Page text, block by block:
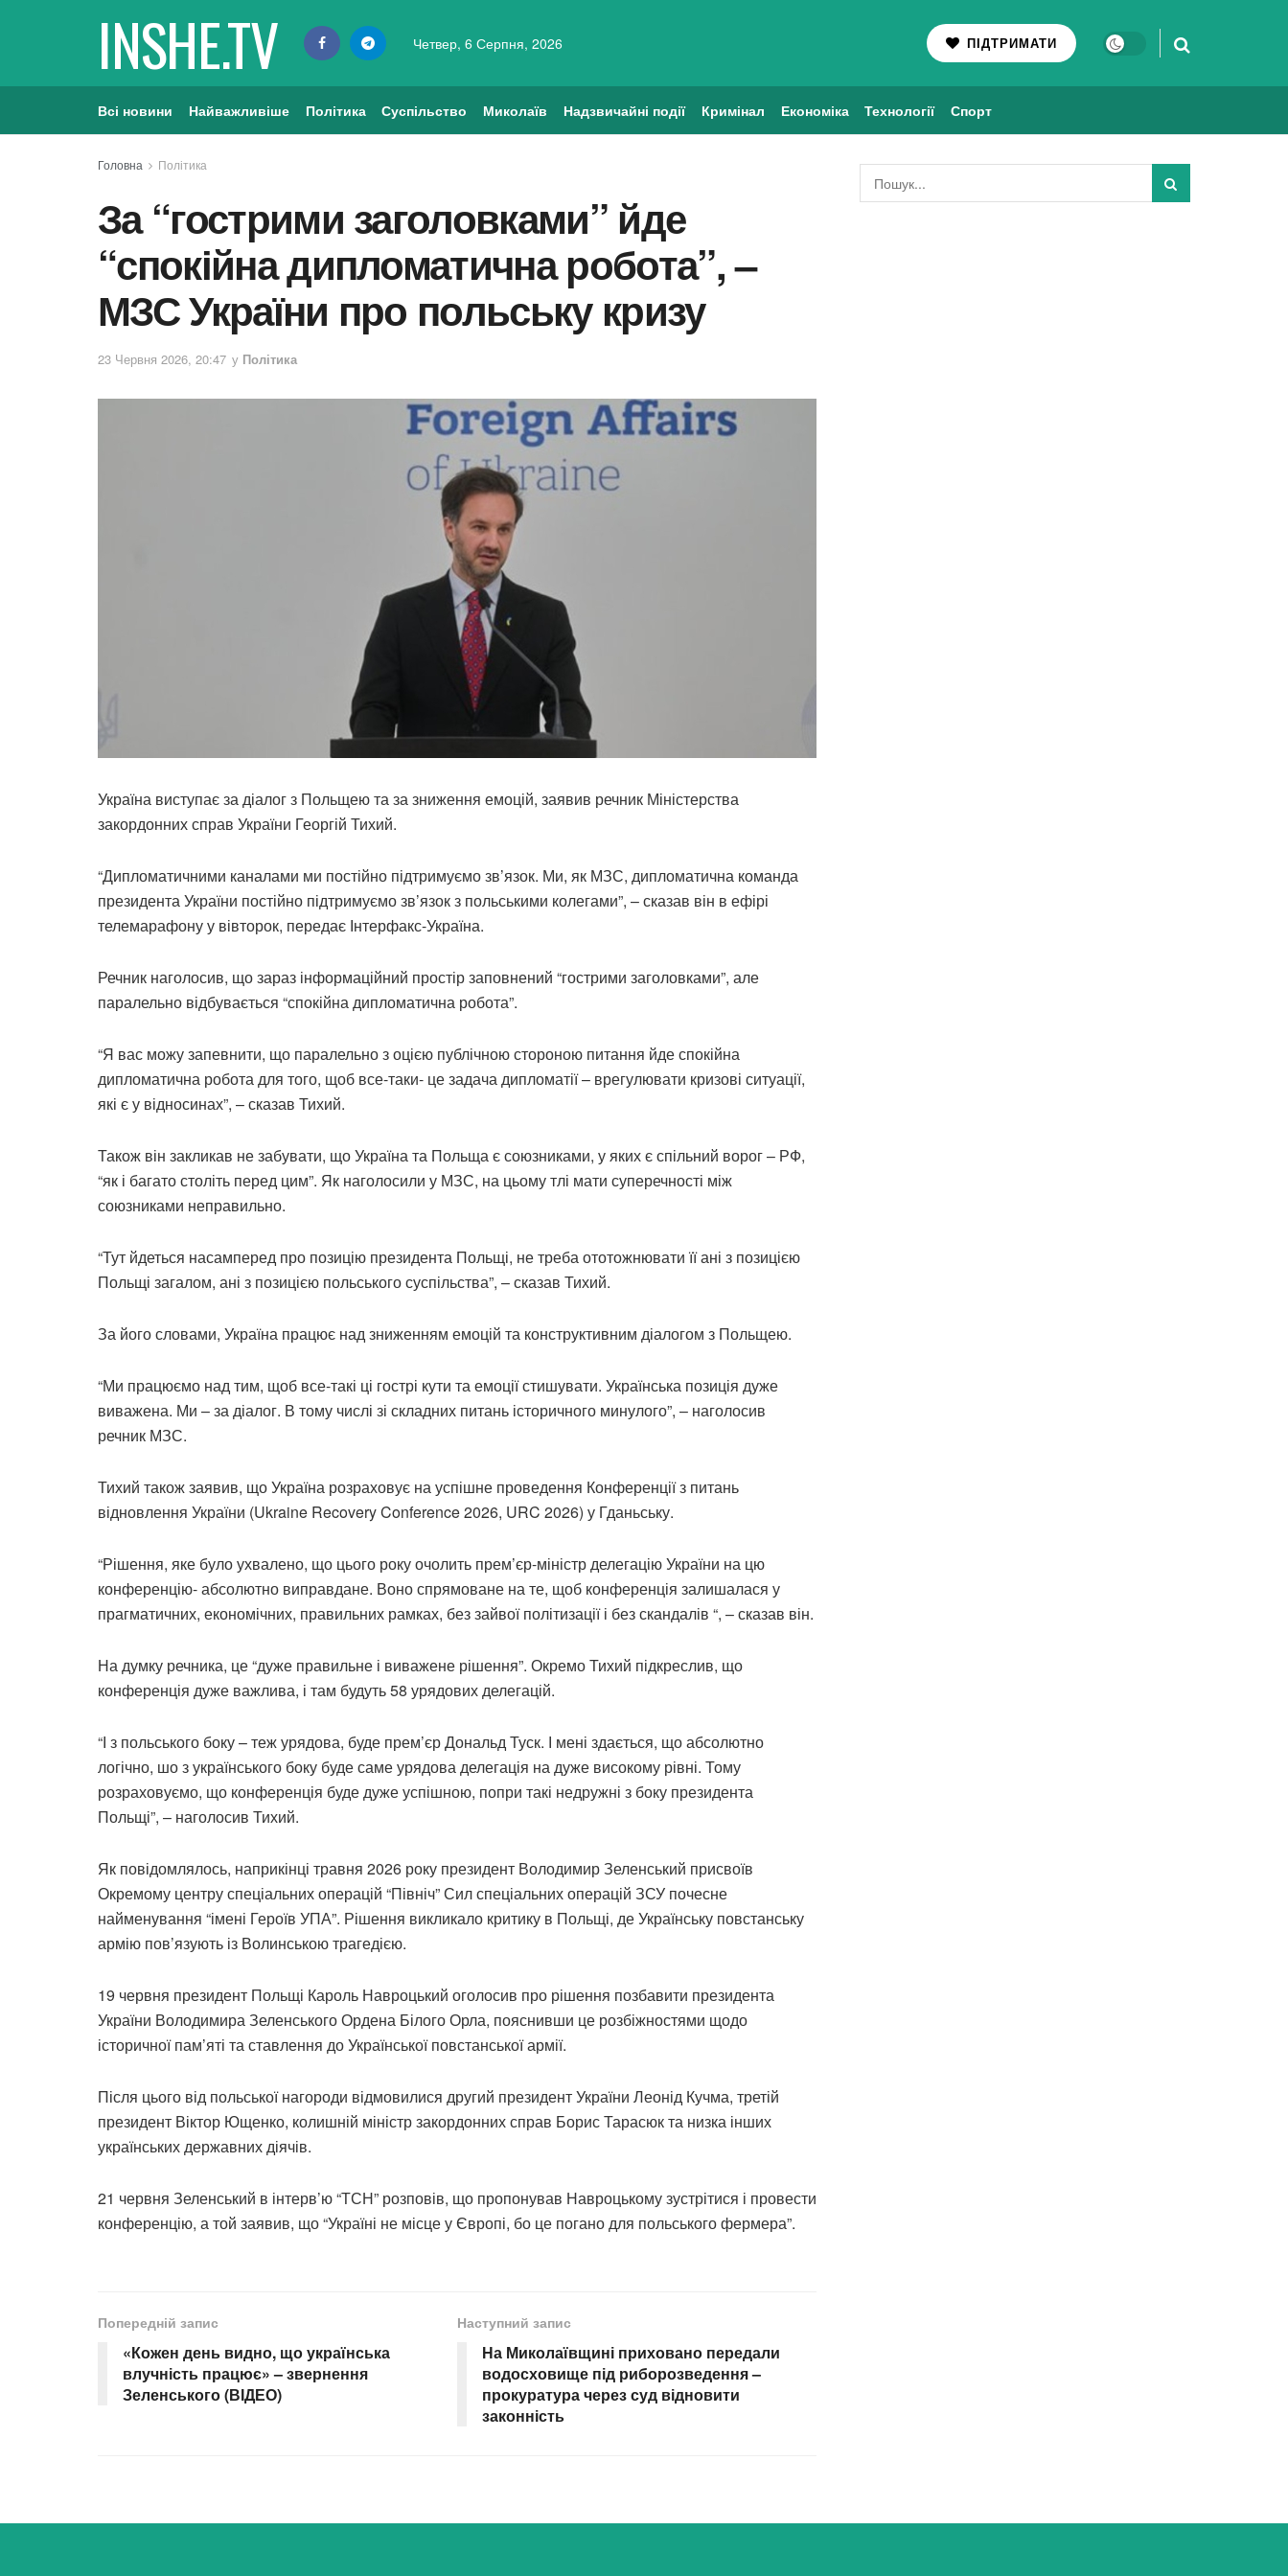
INSHE.TV Четвер, 6 Серпня, 2026 ПІДТРИМАТИ
Всі новини Найважливіше Політика Суспільство Миколаїв Надзвичайні події Кримінал Економіка Технології Спорт
Головна Політика
За “гострими заголовками” йде
“спокійна дипломатична робота”, –
МЗС України про польську кризу
23 Червня 2026, 20:47 у Політика
Україна виступає за діалог з Польщею та за зниження емоцій, заявив речник Міністерства
закордонних справ України Георгій Тихий.
“Дипломатичними каналами ми постійно підтримуємо зв’язок. Ми, як МЗС, дипломатична команда
президента України постійно підтримуємо зв’язок з польськими колегами”, – сказав він в ефірі
телемарафону у вівторок, передає Інтерфакс-Україна.
Речник наголосив, що зараз інформаційний простір заповнений “гострими заголовками”, але
паралельно відбувається “спокійна дипломатична робота”.
“Я вас можу запевнити, що паралельно з оцією публічною стороною питання йде спокійна
дипломатична робота для того, щоб все-таки- це задача дипломатії – врегулювати кризові ситуації,
які є у відносинах”, – сказав Тихий.
Також він закликав не забувати, що Україна та Польща є союзниками, у яких є спільний ворог – РФ,
“як і багато століть перед цим”. Як наголосили у МЗС, на цьому тлі мати суперечності між
союзниками неправильно.
“Тут йдеться насамперед про позицію президента Польщі, не треба ототожнювати її ані з позицією
Польщі загалом, ані з позицією польського суспільства”, – сказав Тихий.
За його словами, Україна працює над зниженням емоцій та конструктивним діалогом з Польщею.
“Ми працюємо над тим, щоб все-такі ці гострі кути та емоції стишувати. Українська позиція дуже
виважена. Ми – за діалог. В тому числі зі складних питань історичного минулого”, – наголосив
речник МЗС.
Тихий також заявив, що Україна розраховує на успішне проведення Конференції з питань
відновлення України (Ukraine Recovery Conference 2026, URC 2026) у Гданьську.
“Рішення, яке було ухвалено, що цього року очолить прем’єр-міністр делегацію України на цю
конференцію- абсолютно виправдане. Воно спрямоване на те, щоб конференція залишалася у
прагматичних, економічних, правильних рамках, без зайвої політизації і без скандалів “, – сказав він.
На думку речника, це “дуже правильне і виважене рішення”. Окремо Тихий підкреслив, що
конференція дуже важлива, і там будуть 58 урядових делегацій.
“І з польського боку – теж урядова, буде прем’єр Дональд Туск. І мені здається, що абсолютно
логічно, шо з українського боку буде саме урядова делегація на дуже високому рівні. Тому
розраховуємо, що конференція буде дуже успішною, попри такі недружні з боку президента
Польщі”, – наголосив Тихий.
Як повідомлялось, наприкінці травня 2026 року президент Володимир Зеленський присвоїв
Окремому центру спеціальних операцій “Північ” Сил спеціальних операцій ЗСУ почесне
найменування “імені Героїв УПА”. Рішення викликало критику в Польщі, де Українську повстанську
армію пов’язують із Волинською трагедією.
19 червня президент Польщі Кароль Навроцький оголосив про рішення позбавити президента
України Володимира Зеленського Ордена Білого Орла, пояснивши це розбіжностями щодо
історичної пам’яті та ставлення до Української повстанської армії.
Після цього від польської нагороди відмовилися другий президент України Леонід Кучма, третій
президент Віктор Ющенко, колишній міністр закордонних справ Борис Тарасюк та низка інших
українських державних діячів.
21 червня Зеленський в інтерв’ю “ТСН” розповів, що пропонував Навроцькому зустрітися і провести
конференцію, а той заявив, що “Україні не місце у Європі, бо це погано для польського фермера”.
Попередній запис
«Кожен день видно, що українська
влучність працює» – звернення
Зеленського (ВІДЕО)
Наступний запис
На Миколаївщині приховано передали
водосховище під риборозведення –
прокуратура через суд відновити
законність